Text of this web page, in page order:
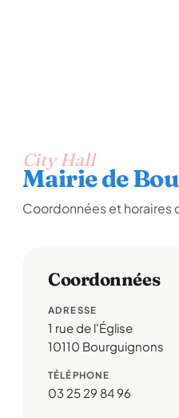
City Hall
Mairie de
Coordonnées et horaires
Coordonnées
ADRESSE
1 rue de l'Église
10110 Bourguignons
TÉLÉPHONE
03 25 29 84 96